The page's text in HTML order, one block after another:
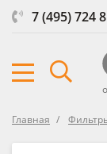
7 (495) 724
Главная